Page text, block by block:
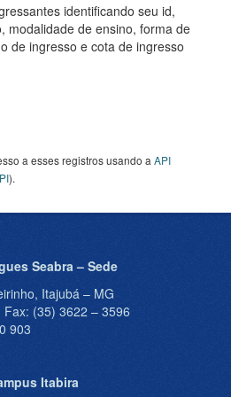
identificando seu id,
modalidade de ensino, forma de
de ingresso e cota de ingresso
a esses registros usando a API
).
Seabra – Sede
Itajubá – MG
(35) 3622 – 3596
903
Itabira